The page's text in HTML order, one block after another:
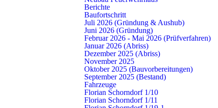
Berichte
Baufortschritt
Juli 2026 (Gründung & Aushub)
Juni 2026 (Gründung)
Februar 2026 - Mai 2026 (Prüfverfahren)
Januar 2026 (Abriss)
Dezember 2025 (Abriss)
November 2025
Oktober 2025 (Bauvorbereitungen)
September 2025 (Bestand)
Fahrzeuge
Florian Schorndorf 1/10
Florian Schorndorf 1/11